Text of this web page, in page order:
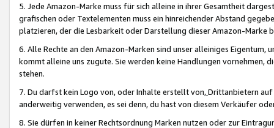
5. Jede Amazon-Marke muss für sich alleine in ihrer Gesamtheit
grafischen oder Textelementen muss ein hinreichender Abstand
platzieren, der die Lesbarkeit oder Darstellung dieser Amazon-Marke
6. Alle Rechte an den Amazon-Marken sind unser alleiniges
kommt alleine uns zugute. Sie werden keine Handlungen vornehmen,
stehen.
7. Du darfst kein Logo von, oder Inhalte erstellt von,Drittanbietern auf
anderweitig verwenden, es sei denn, du hast von diesem Verkäufer
8. Sie dürfen in keiner Rechtsordnung Marken nutzen oder zur